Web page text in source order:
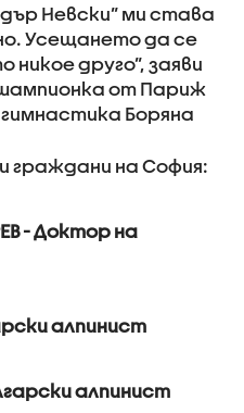
Невски” ми става
Усещането да се
друго”, заяви
от Париж
Боряна
граждани на София:
- Доктор на
алпинист
алпинист